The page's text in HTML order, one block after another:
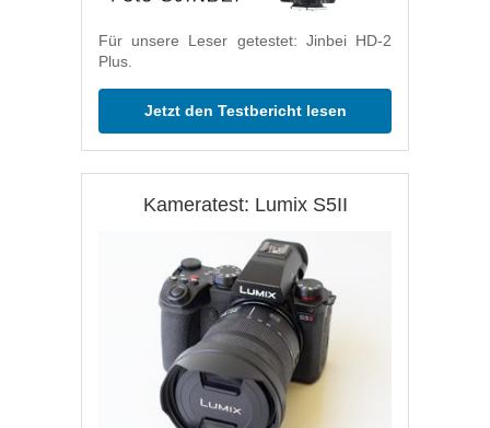
Für unsere Leser getestet: Jinbei HD-2
Plus.
Jetzt den Testbericht lesen
Kameratest: Lumix S5II